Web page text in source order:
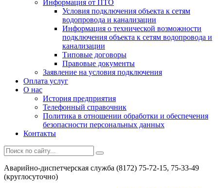
Информация от ПТО
Условия подключения объекта к сетям
водопровода и канализации
Информация о технической возможности
подключения объекта к сетям водопровода и
канализации
Типовые договоры
Правовые документы
Заявление на условия подключения
Оплата услуг
О нас
История предприятия
Телефонный справочник
Политика в отношении обработки и обеспечения
безопасности персональных данных
Контакты
Аварийно-диспетчерская служба (8172) 75-72-15, 75-33-49
(круглосуточно)